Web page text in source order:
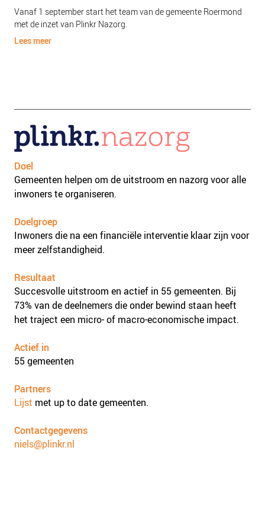
Vanaf 1 september start het team van de gemeente Roermond
met de inzet van Plinkr Nazorg.
Lees meer
Doel
Gemeenten helpen om de uitstroom en nazorg voor alle
inwoners te organiseren.
Doelgroep
Inwoners die na een financiële interventie klaar zijn voor
meer zelfstandigheid.
Resultaat
Succesvolle uitstroom en actief in 55 gemeenten. Bij
73% van de deelnemers die onder bewind staan heeft
het traject een micro- of macro-economische impact.
Actief in
55 gemeenten
Partners
Lijst met up to date gemeenten.
Contactgegevens
niels@plinkr.nl